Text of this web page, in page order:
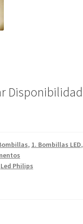
Disponibilidad
, 1. Bombillas LED,
Led Philips